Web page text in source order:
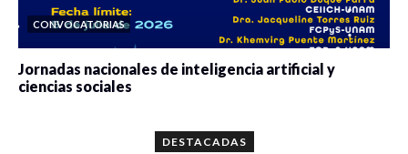
CONVOCATORIAS
Jornadas nacionales de inteligencia artificial y
ciencias sociales
DESTACADAS